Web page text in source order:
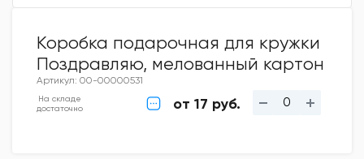
Коробка подарочная для кружки
Поздравляю, мелованный картон
Артикул: 00-00000531
На складе
достаточно
от 17 руб.